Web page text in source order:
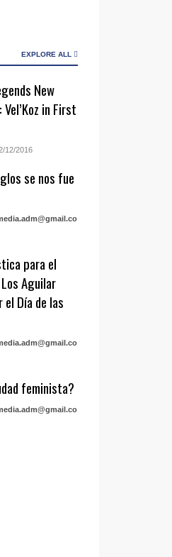
EXPLORE ALL
New
in First
12/2016
se nos fue
para el
Aguilar
Día de las
feminista?